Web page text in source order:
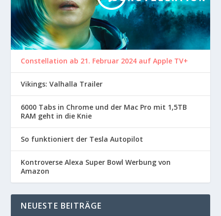
Constellation ab 21. Februar 2024 auf Apple TV+
Vikings: Valhalla Trailer
6000 Tabs in Chrome und der Mac Pro mit 1,5TB
RAM geht in die Knie
So funktioniert der Tesla Autopilot
Kontroverse Alexa Super Bowl Werbung von
Amazon
NEUESTE BEITRÄGE